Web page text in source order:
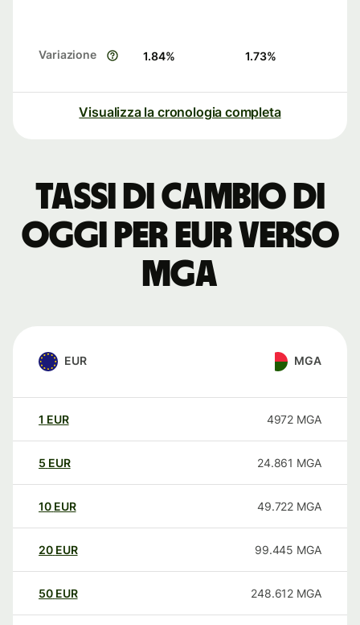
Variazione 1.84% 1.73%
Visualizza la cronologia completa
Tassi di cambio di
oggi per EUR verso
MGA
EUR MGA
1 EUR 4972 MGA
5 EUR 24.861 MGA
10 EUR 49.722 MGA
20 EUR 99.445 MGA
50 EUR 248.612 MGA